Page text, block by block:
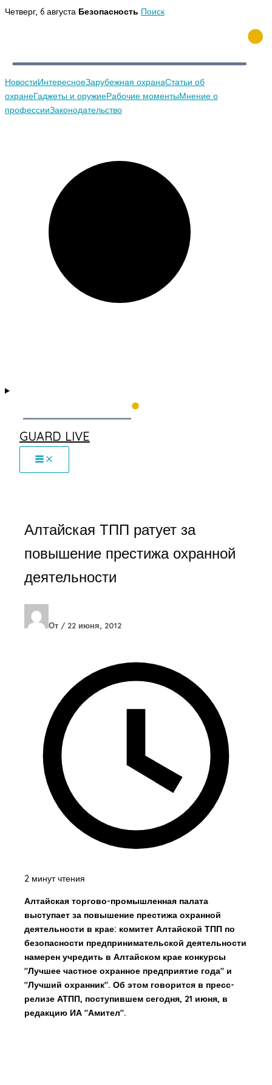
Перейти
Четверг, 6 августа Безопасность Поиск
НовостиИнтересноеЗарубежная охранаСтатьи об
охранеГаджеты и оружиеРабочие моментыМнение о
профессииЗаконодательство
GUARD LIVE
Алтайская ТПП ратует за
повышение престижа охранной
деятельности
От / 22 июня, 2012
2 минут чтения
Алтайская торгово-промышленная палата
выступает за повышение престижа охранной
деятельности в крае: комитет Алтайской ТПП по
безопасности предпринимательской деятельности
намерен учредить в Алтайском крае конкурсы
"Лучшее частное охранное предприятие года" и
"Лучший охранник". Об этом говорится в пресс-
релизе АТПП, поступившем сегодня, 21 июня, в
редакцию ИА "Амител".